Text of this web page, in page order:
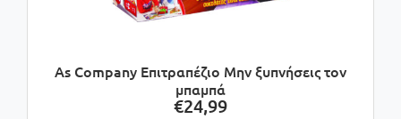
As Company Επιτραπέζιο Μην ξυπνήσεις τον
μπαμπά
€24,99